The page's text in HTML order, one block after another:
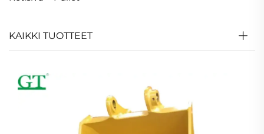
KAIKKI TUOTTEET